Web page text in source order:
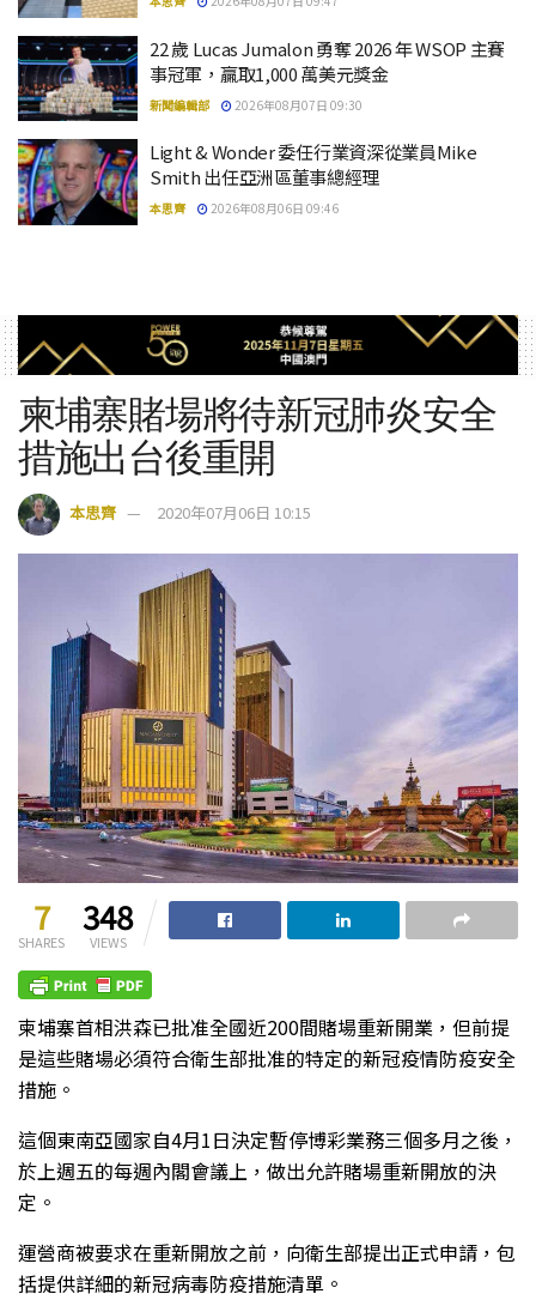
22 歲 Lucas Jumalon 勇奪 2026 年 WSOP 主賽
事冠軍，贏取1,000 萬美元獎金
新聞編輯部 2026年08月07日 09:30
Light & Wonder 委任行業資深從業員Mike
Smith 出任亞洲區董事總經理
本思齊 2026年08月06日 09:46
柬埔寨賭場將待新冠肺炎安全
措施出台後重開
本思齊 2020年07月06日 10:15
7
SHARES
348
VIEWS
柬埔寨首相洪森已批准全國近200間賭場重新開業，但前提
是這些賭場必須符合衛生部批准的特定的新冠疫情防疫安全
措施。
這個東南亞國家自4月1日決定暫停博彩業務三個多月之後，
於上週五的每週內閣會議上，做出允許賭場重新開放的決
定。
運營商被要求在重新開放之前，向衛生部提出正式申請，包
括提供詳細的新冠病毒防疫措施清單。